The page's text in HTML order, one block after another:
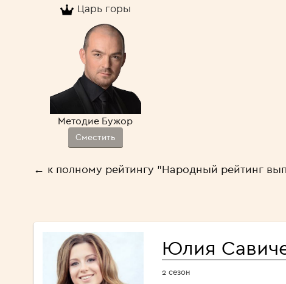
Царь горы
Методие Бужор
Сместить
← к полному рейтингу "Народный рейтинг
Юлия
2 сезон